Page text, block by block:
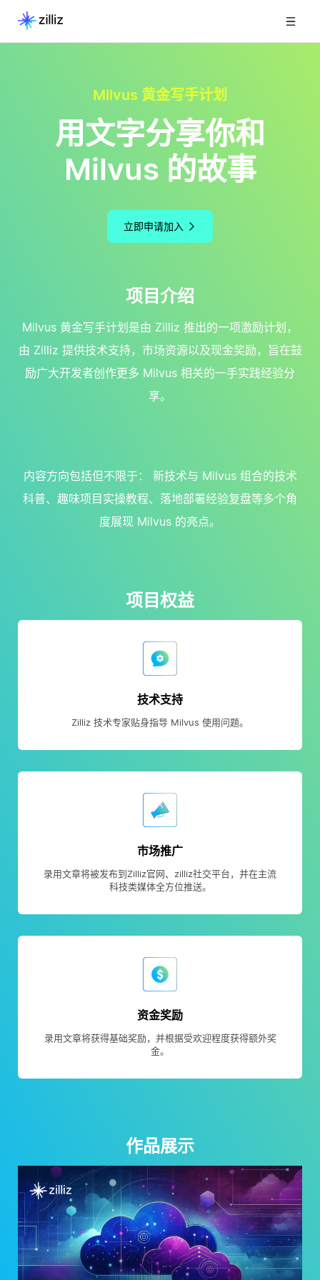
Milvus 黄金写手计划
用文字分享你和
Milvus 的故事
立即申请加入
项目介绍
Milvus 黄金写手计划是由 Zilliz 推出的一项激励计划，
由 Zilliz 提供技术支持，市场资源以及现金奖励，旨在鼓
励广大开发者创作更多 Milvus 相关的一手实践经验分
享。
内容方向包括但不限于： 新技术与 Milvus 组合的技术
科普、趣味项目实操教程、落地部署经验复盘等多个角
度展现 Milvus 的亮点。
项目权益
技术支持
Zilliz 技术专家贴身指导 Milvus 使用问题。
市场推广
录用文章将被发布到Zilliz官网、zilliz社交平台，并在主流
科技类媒体全方位推送。
资金奖励
录用文章将获得基础奖励，并根据受欢迎程度获得额外奖
金。
作品展示